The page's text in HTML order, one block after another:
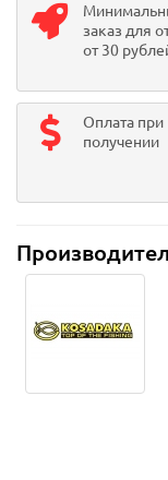
заказ для
от 30
Оплата при
получении